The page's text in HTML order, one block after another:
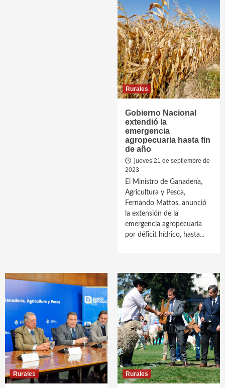
Rurales
Gobierno Nacional
extendió la
emergencia
agropecuaria hasta fin
de año
jueves 21 de septiembre de
2023
El Ministro de Ganadería,
Agricultura y Pesca,
Fernando Mattos, anunció
la extensión de la
emergencia agropecuaria
por déficit hídrico, hasta...
Rurales Rurales